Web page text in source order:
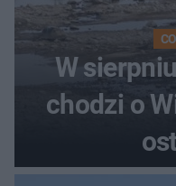
W
chodzi o